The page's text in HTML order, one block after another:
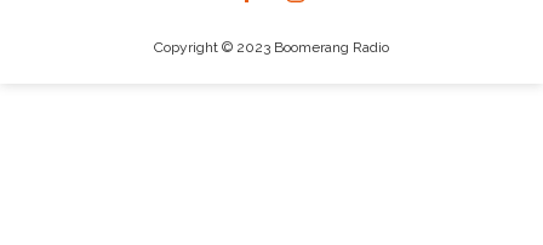
Copyright © 2023 Boomerang Radio